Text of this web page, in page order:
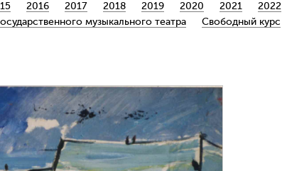
2016 2017 2018 2019 2020 2021 2022
музыкального театра
Свободный курс